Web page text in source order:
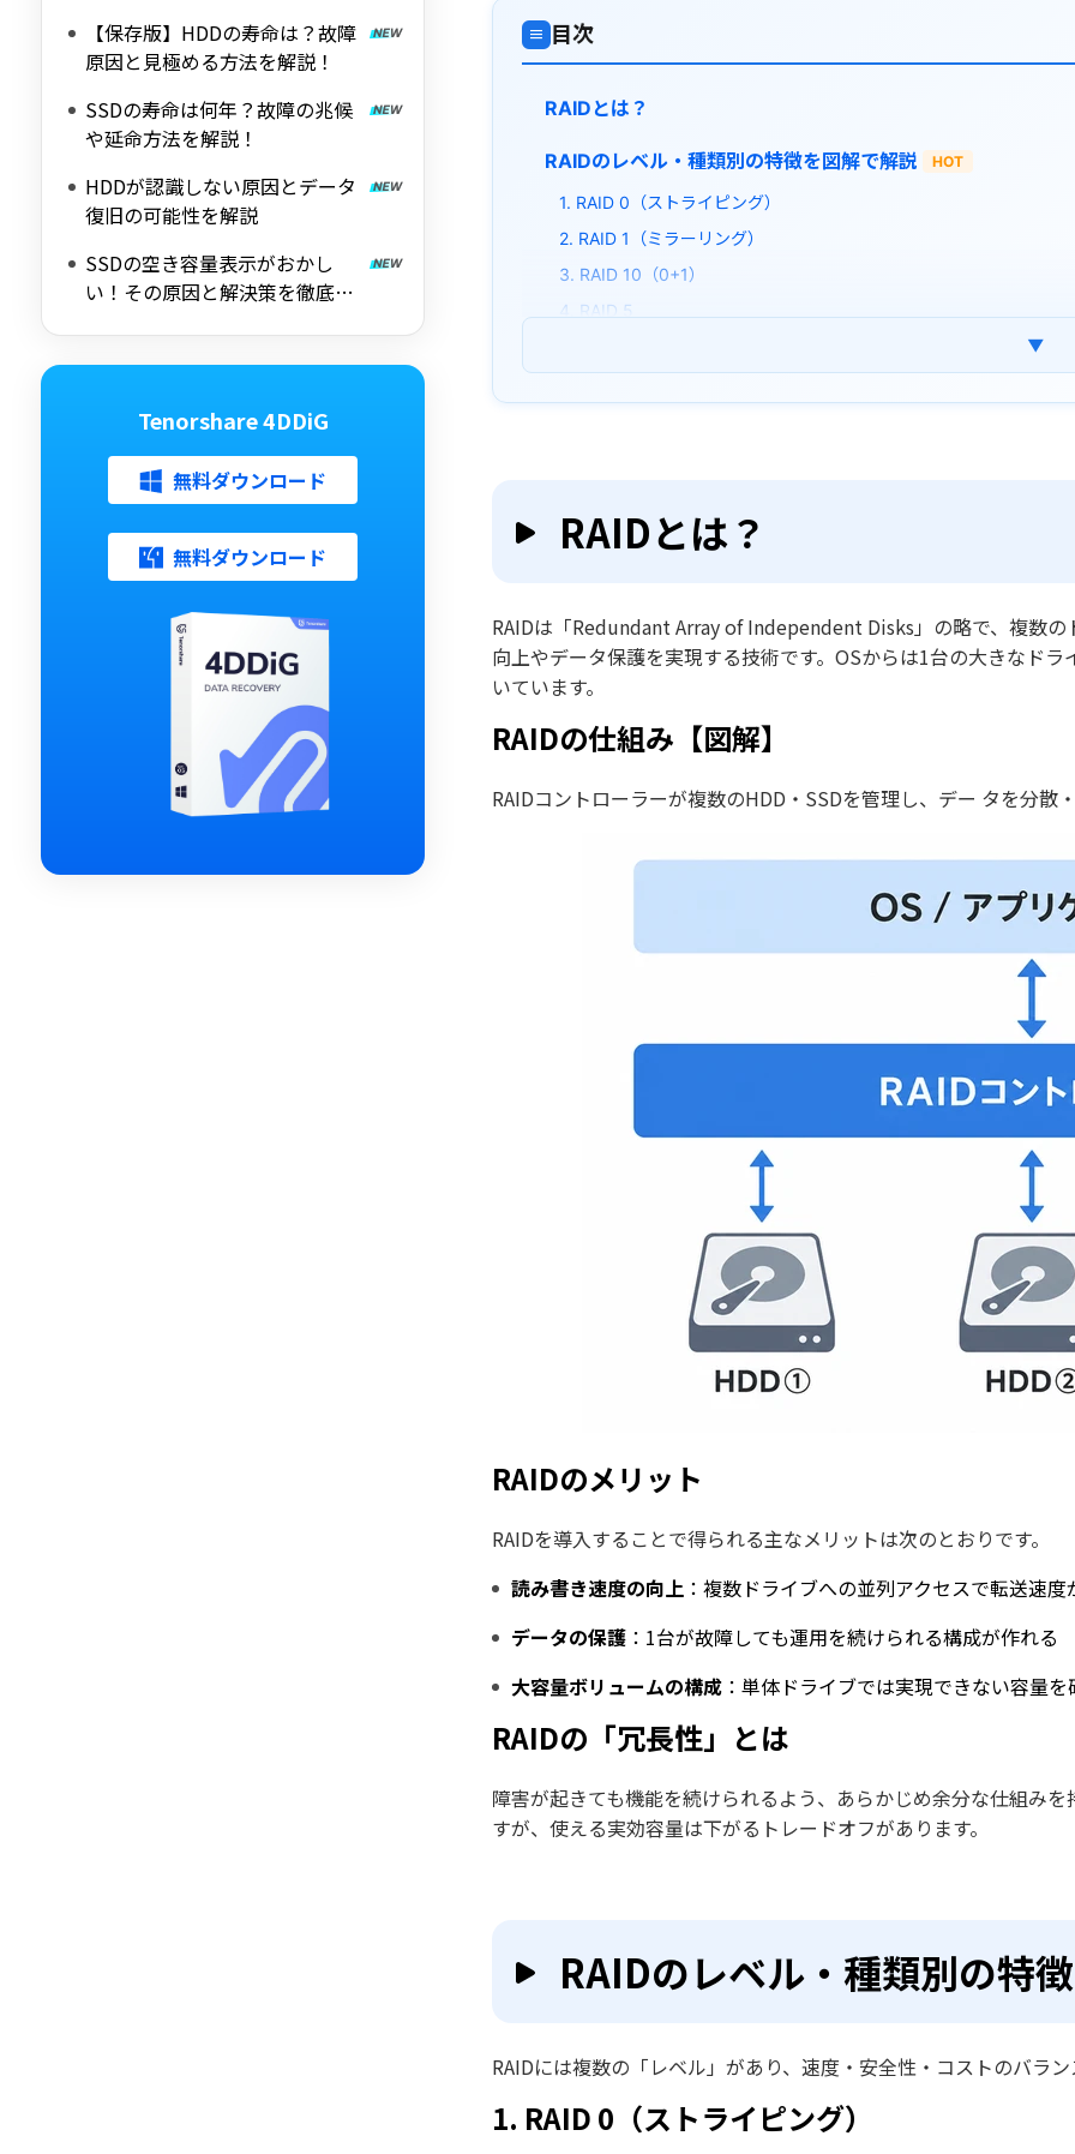
【保存版】HDDの寿命は？故障
原因と見極める方法を解説！
SSDの寿命は何年？故障の兆候
や延命方法を解説！
HDDが認識しない原因とデータ
復旧の可能性を解説
SSDの空き容量表示がおかし
い！その原因と解決策を徹底解
Tenorshare 4DDiG
無料ダウンロード
無料ダウンロード
≡ 目次
RAIDとは？
RAIDのレベル・種類別の特徴を図解で解説 HOT
1. RAID 0（ストライピング）
2. RAID 1（ミラーリング）
3. RAID 10（0+1）
4. RAID 5
RAIDに関するよくある質問
▼
RAIDとは？
RAIDは「Redundant Array of Independent Disks」の略で、複数
向上やデータ保護を実現する技術です。OSからは1台の大きなド
いています。
RAIDの仕組み【図解】
RAIDコントローラーが複数のHDD・SSDを管理し、デー タを分散
RAIDのメリット
RAIDを導入することで得られる主なメリットは次のとおりです。
読み書き速度の向上 ：複数ドライブへの並列アクセスで転送速度
データの保護 ：1台が故障しても運用を続けられる構成が作れる
大容量ボリュームの構成 ：単体ドライブでは実現できない容量
RAIDの「冗長性」とは
障害が起きても機能を続けられるよう、あらかじめ余分な仕組み
すが、使える実効容量は下がるトレードオフがあります。
RAIDのレベル・種類別の特
RAIDには複数の「レベル」があり、速度・安全性・コストのバラ
1. RAID 0（ストライピング）